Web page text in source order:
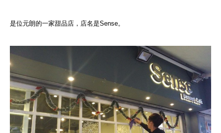
是位元朗的一家甜品店，店名是Sense。